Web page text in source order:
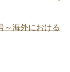
～海外における